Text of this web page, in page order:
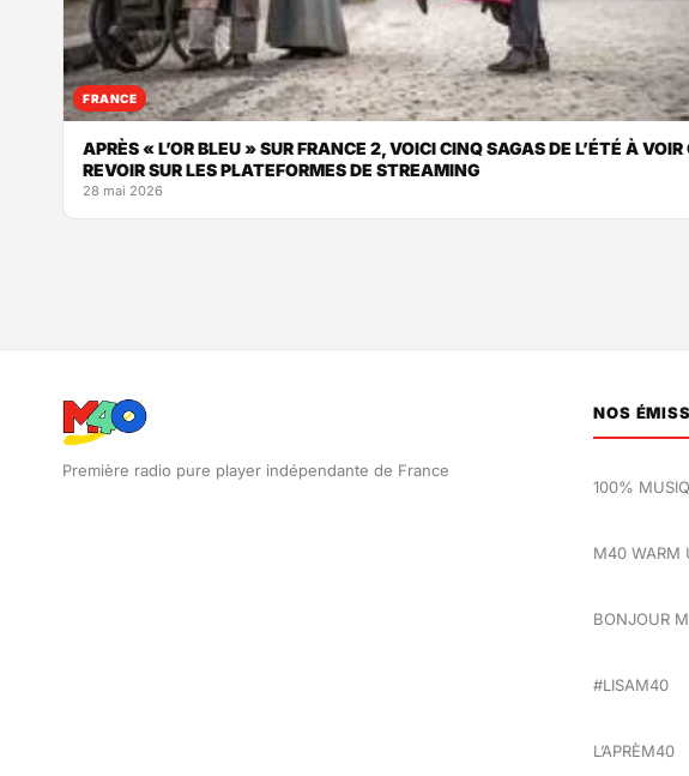
FRANCE
APRÈS « L’OR BLEU » SUR FRANCE 2, VOICI CINQ SAGAS DE L’ÉTÉ À VOIR
REVOIR SUR LES PLATEFORMES DE STREAMING
28 mai 2026
Première radio pure player indépendante de France
NOS
100%
M40 WARM
BONJOUR
#LISAM40
L’APRÈM40